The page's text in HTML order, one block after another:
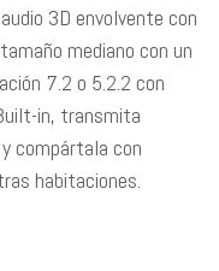
3D envolvente con
mediano con un
7.2 o 5.2.2 con
in, transmita
compártala con
habitaciones.